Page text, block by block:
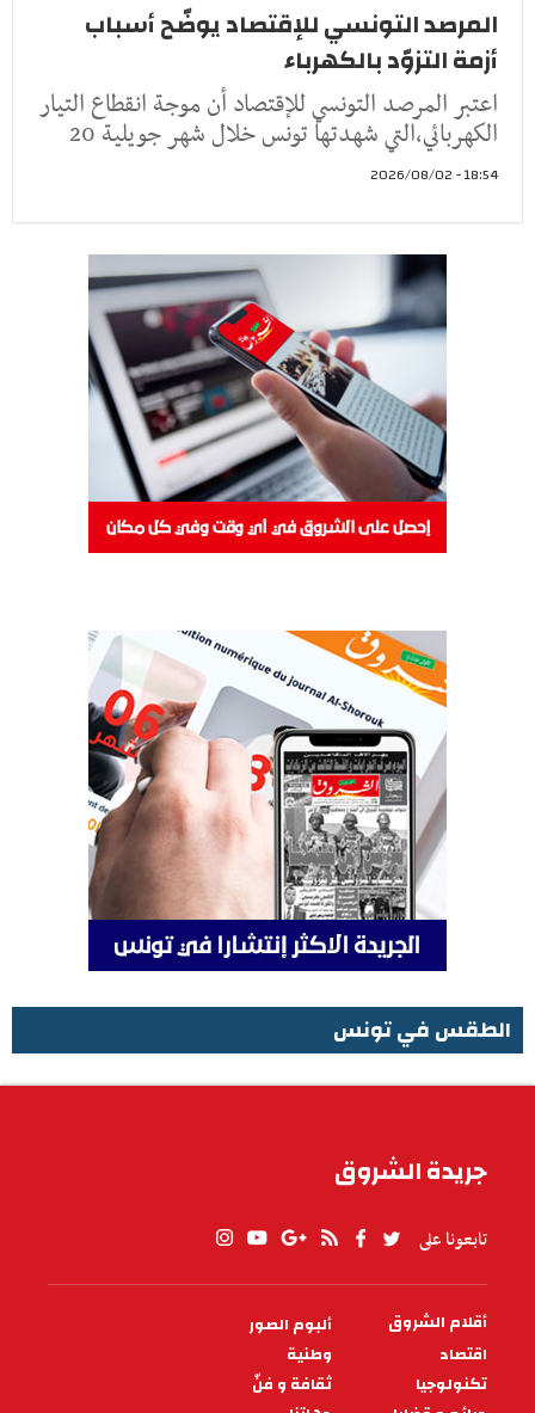
المرصد التونسي للإقتصاد يوضّح أسباب
أزمة التزوّد بالكهرباء
اعتبر المرصد التونسي للإقتصاد أن موجة انقطاع التيار
الكهربائي،التي شهدتها تونس خلال شهر جويلية 20
18:54 - 2026/08/02
الطقس في تونس
جريدة الشروق
تابعونا على
PIED
DE
PAGE
أقلام الشروق
ألبوم الصور
اقتصاد
وطنية
تكنولوجيا
ثقافة و فنّ